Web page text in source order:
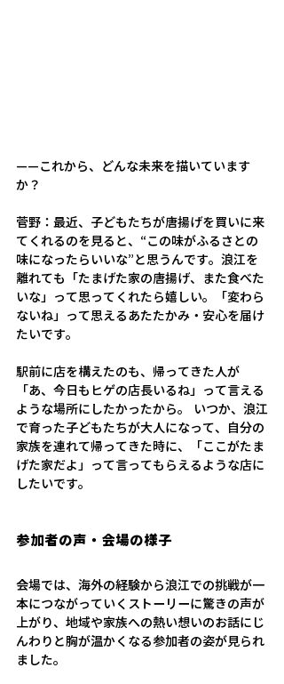
——これから、どんな未来を描いています
か？
菅野： 最近、子どもたちが唐揚げを買いに来
てくれるのを見ると、“この味がふるさとの
味になったらいいな”と思うんです。浪江を
離れても「たまげた家の唐揚げ、また食べた
いな」って思ってくれたら嬉しい。「変わら
ないね」って思えるあたたかみ・安心を届け
たいです。
駅前に店を構えたのも、帰ってきた人が
「あ、今日もヒゲの店長いるね」って言える
ような場所にしたかったから。 いつか、浪江
で育った子どもたちが大人になって、自分の
家族を連れて帰ってきた時に、「ここがたま
げた家だよ」って言ってもらえるような店に
したいです。
参加者の声・会場の様子
会場では、海外の経験から浪江での挑戦が一
本につながっていくストーリーに驚きの声が
上がり、地域や家族への熱い想いのお話にじ
んわりと胸が温かくなる参加者の姿が見られ
ました。